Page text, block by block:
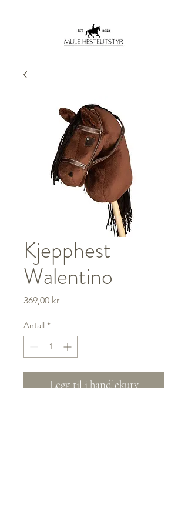
Kjepphest
Walentino
369,00 krPris
Antall *
Legg til i handlekurv